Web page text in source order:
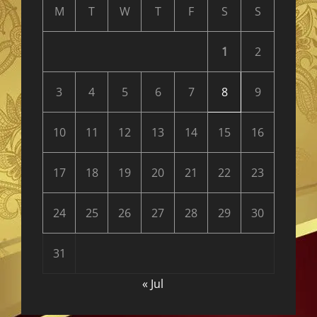
M T W T F S S
1 2
3 4 5 6 7 8 9
10 11 12 13 14 15 16
17 18 19 20 21 22 23
24 25 26 27 28 29 30
31
« Jul